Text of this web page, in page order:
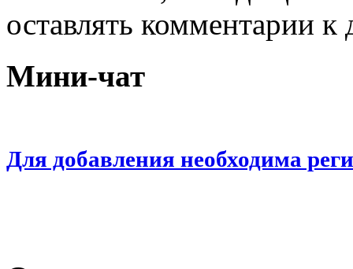
оставлять комментарии
Мини-чат
Для добавления необходима